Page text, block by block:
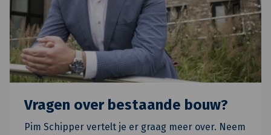
Vragen over bestaande bouw?
Pim Schipper vertelt je er graag meer over. Neem